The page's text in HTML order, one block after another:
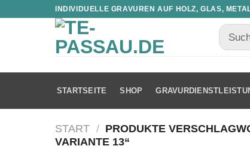
INDIVIDUELLE GRAVUREN AUF HOLZ, GLAS,
STARTSEITE SHOP
START / PRODUKTE
VARIANTE 13“